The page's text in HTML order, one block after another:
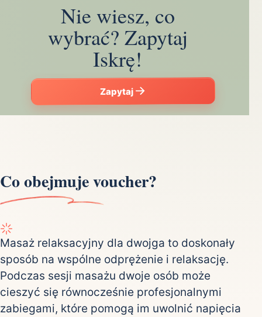
Nie wiesz, co
wybrać? Zapytaj
Iskrę!
Zapytaj
Co obejmuje voucher?
Masaż relaksacyjny dla dwojga to doskonały
sposób na wspólne odprężenie i relaksację.
Podczas sesji masażu dwoje osób może
cieszyć się równocześnie profesjonalnymi
zabiegami, które pomogą im uwolnić napięcia